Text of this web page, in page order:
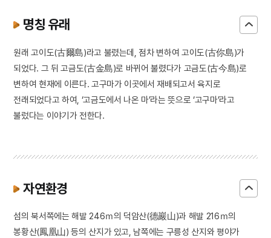
명칭 유래
원래 고이도(古爾島)라고 불렸는데, 점차 변하여 고이도(古你島)가
되었다. 그 뒤 고금도(古金島)로 바뀌어 불렸다가 고금도(古今島)로
변하여 현재에 이른다. 고구마가 이곳에서 재배되고서 육지로
전래되었다고 하여, ‘고금도에서 나온 마’라는 뜻으로 ‘고구마’라고
불렀다는 이야기가 전한다.
자연환경
섬의 북서쪽에는 해발 246ｍ의 덕암산(德巖山)과 해발 216ｍ의
봉황산(鳳凰山) 등의 산지가 있고, 남쪽에는 구릉성 산지와 평야가